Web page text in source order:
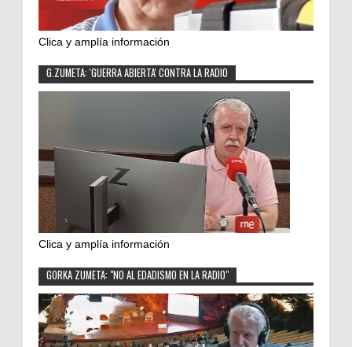
Clica y amplía información
G.ZUMETA: 'GUERRA ABIERTA' CONTRA LA RADIO
Clica y amplía información
GORKA ZUMETA: "NO AL EDADISMO EN LA RADIO"